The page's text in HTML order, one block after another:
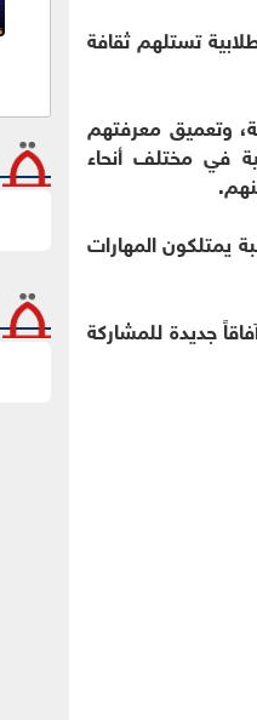
تستلهم ثقافة
وتعميق معرفتهم
في مختلف أنحاء
يمتلكون المهارات
جديدة للمشاركة